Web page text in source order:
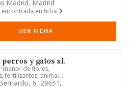
Madrid, Madrid
en ficha
VER FICHA
perros y gatos sl.
menor de flores,
fertilizantes, animales
6, 29651,